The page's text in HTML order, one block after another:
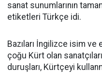
sanat sunumlarının
etiketleri Türkçe idi.
Bazıları İngilizce isim ve
çoğu Kürt olan
duruşları, Kürtçeyi